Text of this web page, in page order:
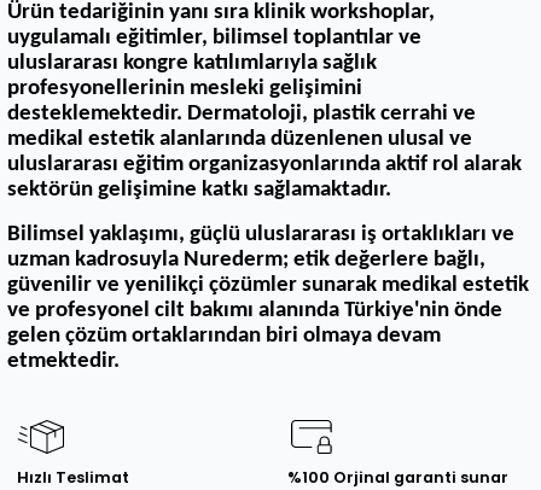
Ürün tedariğinin yanı sıra klinik workshoplar,
uygulamalı eğitimler, bilimsel toplantılar ve
uluslararası kongre katılımlarıyla sağlık
profesyonellerinin mesleki gelişimini
desteklemektedir. Dermatoloji, plastik cerrahi ve
medikal estetik alanlarında düzenlenen ulusal ve
uluslararası eğitim organizasyonlarında aktif rol alarak
sektörün gelişimine katkı sağlamaktadır.
Bilimsel yaklaşımı, güçlü uluslararası iş ortaklıkları ve
uzman kadrosuyla Nurederm; etik değerlere bağlı,
güvenilir ve yenilikçi çözümler sunarak medikal estetik
ve profesyonel cilt bakımı alanında Türkiye'nin önde
gelen çözüm ortaklarından biri olmaya devam
etmektedir.
Hızlı Teslimat %100 Orjinal garanti sunar